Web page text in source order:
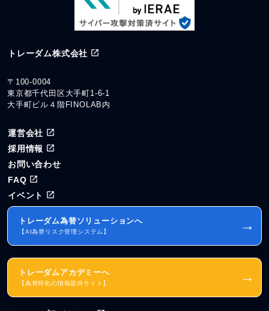
トレーダム株式会社
〒100-0004
東京都千代田区大手町1-6-1
大手町ビル４階FINOLAB内
運営会社
採用情報
お問い合わせ
FAQ
イベント
トレーダム為替ソリューションへ
【AI為替リスク管理システム】 →
トレーダムアカデミーへ
【為替特化の情報提供サイト】 →